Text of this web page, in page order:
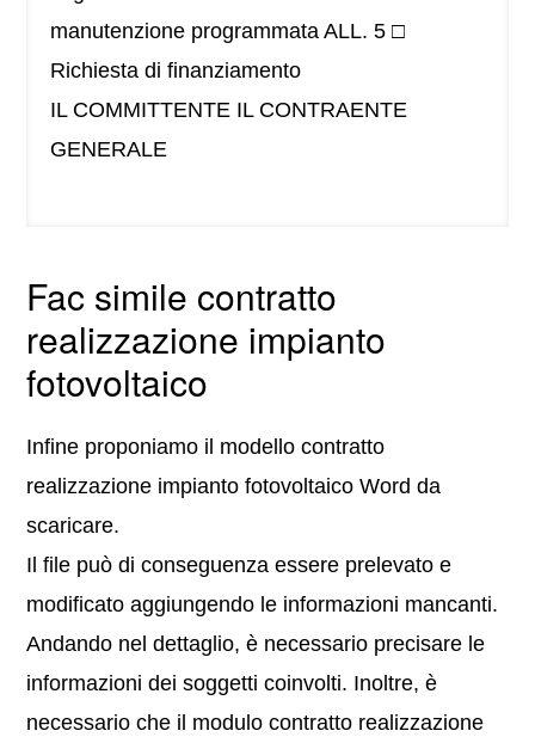
manutenzione programmata ALL. 5 □
Richiesta di finanziamento
IL COMMITTENTE IL CONTRAENTE
GENERALE
Fac simile contratto
realizzazione impianto
fotovoltaico
Infine proponiamo il modello contratto
realizzazione impianto fotovoltaico Word da
scaricare.
Il file può di conseguenza essere prelevato e
modificato aggiungendo le informazioni mancanti.
Andando nel dettaglio, è necessario precisare le
informazioni dei soggetti coinvolti. Inoltre, è
necessario che il modulo contratto realizzazione